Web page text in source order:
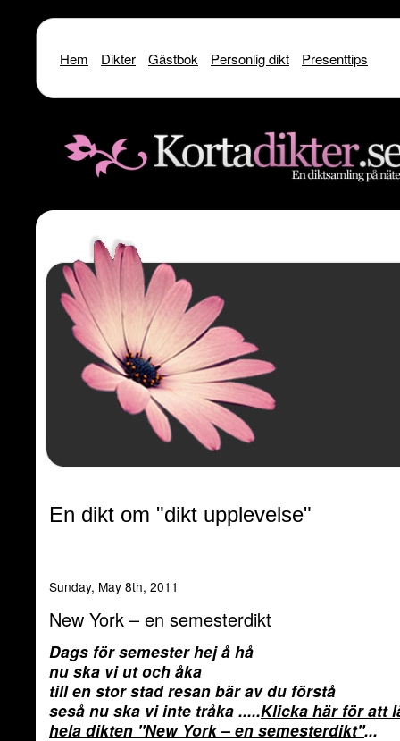
Warning: include() [function.include]: SSL operation failed with code 1. OpenSSL
Warning
Warning
: include(http://www.kortadikter.se/sms/inc.Shoutout.php) [
Warning : include() [ function.include
En dikt om "dikt upplevelse"
Sunday, May 8th, 2011
New York – en semesterdikt
Dags för semester hej å hå
nu ska vi ut och åka
till en stor stad resan bär av du förstå
seså nu ska vi inte tråka .....Klicka här för att
hela dikten "New York – en semesterdikt"...
Hem Dikter Gästbok Personlig dikt Presenttips